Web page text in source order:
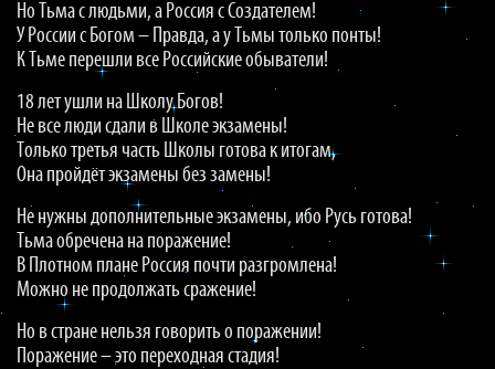
Но Тьма с людьми, а Россия с Создателем!
У России с Богом – Правда, а у Тьмы только понты!
К Тьме перешли все Российские обыватели!
18 лет ушли на Школу Богов!
Не все люди сдали в Школе экзамены!
Только третья часть Школы готова к итогам,
Она пройдёт экзамены без замены!
Не нужны дополнительные экзамены, ибо Русь готова!
Тьма обречена на поражение!
В Плотном плане Россия почти разгромлена!
Можно не продолжать сражение!
Но в стране нельзя говорить о поражении!
Поражение – это переходная стадия!